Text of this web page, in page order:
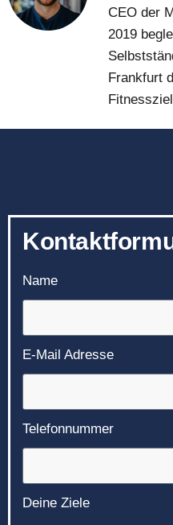
CEO der
2019
Frankfurt
Name
E-Mail Adresse
Telefonnummer
Deine Ziele